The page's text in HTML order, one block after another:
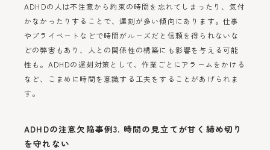
ADHDの人は不注意から約束の時間を忘れてしまったり、気付
かなかったりすることで、遅刻が多い傾向にあります。仕事
やプライベートなどで時間がルーズだと信頼を得られないな
どの弊害もあり、人との関係性の構築にも影響を与える可能
性も。ADHDの遅刻対策として、作業ごとにアラームをかける
など、こまめに時間を意識する工夫をすることがあげられま
す。
ADHDの注意欠陥事例3. 時間の見立てが甘く締め切り
を守れない